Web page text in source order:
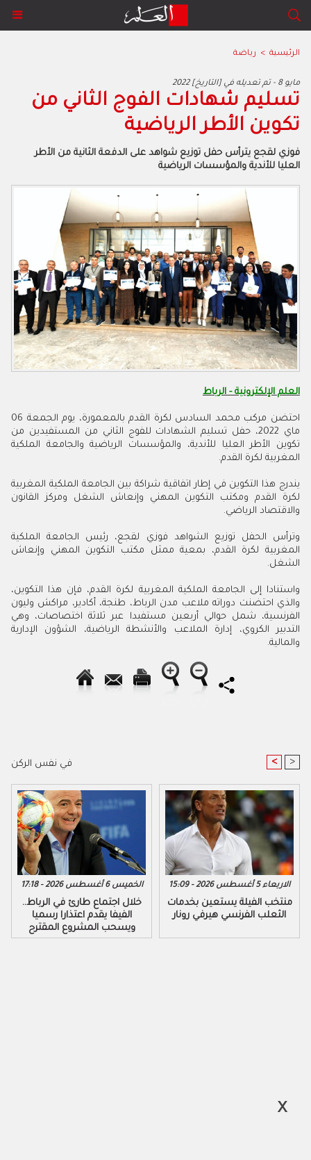
الرئيسية > رياضة
2022 مايو 8 - تم تعديله في [التاريخ]
تسليم شهادات الفوج الثاني من
تكوين الأطر الرياضية
فوزي لقجع يترأس حفل توزيع شواهد على الدفعة الثانية من الأطر
العليا للأندية والمؤسسات الرياضية
العلم الإلكترونية - الرباط
احتضن مركب محمد السادس لكرة القدم بالمعمورة، يوم الجمعة 06
ماي 2022، حفل تسليم الشهادات للفوج الثاني من المستفيدين من
تكوين الأطر العليا للأندية، والمؤسسات الرياضية والجامعة الملكية
المغربية لكرة القدم.
يندرج هذا التكوين في إطار اتفاقية شراكة بين الجامعة الملكية المغربية
لكرة القدم ومكتب التكوين المهني وإنعاش الشغل ومركز القانون
والاقتصاد الرياضي.
وترأس الحفل توزيع الشواهد فوزي لقجع، رئيس الجامعة الملكية
المغربية لكرة القدم، بمعية ممثل مكتب التكوين المهني وإنعاش
الشغل.
واستنادا إلى الجامعة الملكية المغربية لكرة القدم، فإن هذا التكوين،
والذي احتضنت دوراته ملاعب مدن الرباط، طنجة، أكادير، مراكش وليون
الفرنسية، شمل حوالي أربعين مستفيدا عبر ثلاثة اختصاصات، وهي
التدبير الكروي، إدارة الملاعب والأنشطة الرياضية، الشؤون الإدارية
والمالية.
في نفس الركن < >
الخميس 6 أغسطس 2026 - 17:18
خلال اجتماع طارئ في الرباط..
الفيفا يقدم اعتذارا رسميا
ويسحب المشروع المقترح
الاربعاء 5 أغسطس 2026 - 15:09
منتخب الفيلة يستعين بخدمات
الثعلب الفرنسي هيرفي رونار